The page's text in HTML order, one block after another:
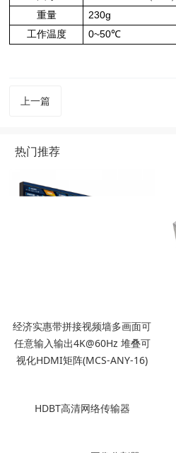
重量
230g
工作温度
0~50℃
上一篇
热门推荐
经济实惠带拼接视频墙多画面可
任意输入输出4K@60Hz 堆叠可
视化HDMI矩阵(MCS-ANY-16)